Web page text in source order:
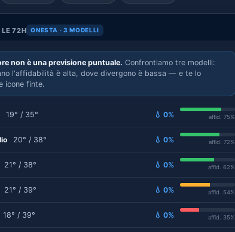
LE 72H ONESTA · 3 MODELLI
non è una previsione puntuale. Confrontiamo tre modelli:
l'affidabilità è alta, dove divergono è bassa — e te lo
icone finte.
19° / 35° 💧 0% affid. 75%
20° / 38° 💧 0% affid. 72%
21° / 38° 💧 0% affid. 62%
21° / 39° 💧 0% affid. 54%
18° / 39° 💧 0% affid. 35%